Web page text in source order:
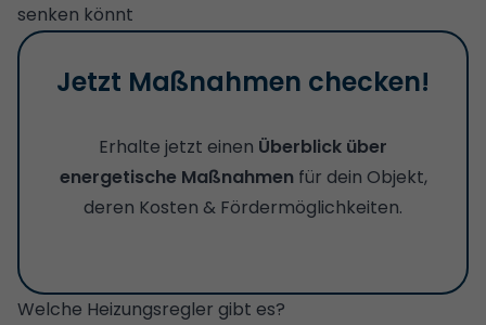
senken könnt
Jetzt Maßnahmen checken!
Erhalte jetzt einen Überblick über
energetische Maßnahmen für dein Objekt,
deren Kosten & Fördermöglichkeiten.
Welche Heizungsregler gibt es?